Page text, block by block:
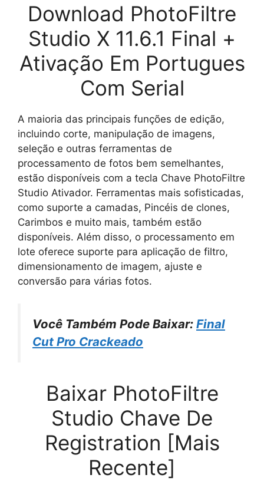
Download PhotoFiltre
Studio X 11.6.1 Final +
Ativação Em Portugues
Com Serial
A maioria das principais funções de edição,
incluindo corte, manipulação de imagens,
seleção e outras ferramentas de
processamento de fotos bem semelhantes,
estão disponíveis com a tecla Chave PhotoFiltre
Studio Ativador. Ferramentas mais sofisticadas,
como suporte a camadas, Pincéis de clones,
Carimbos e muito mais, também estão
disponíveis. Além disso, o processamento em
lote oferece suporte para aplicação de filtro,
dimensionamento de imagem, ajuste e
conversão para várias fotos.
Você Também Pode Baixar: Final
Cut Pro Crackeado
Baixar PhotoFiltre
Studio Chave De
Registration [Mais
Recente]